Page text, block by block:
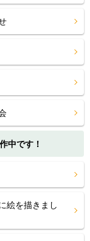
中です！
絵を描きまし